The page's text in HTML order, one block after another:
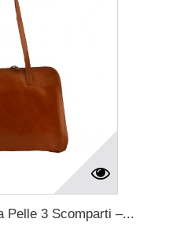
Pelle 3 Scomparti –...